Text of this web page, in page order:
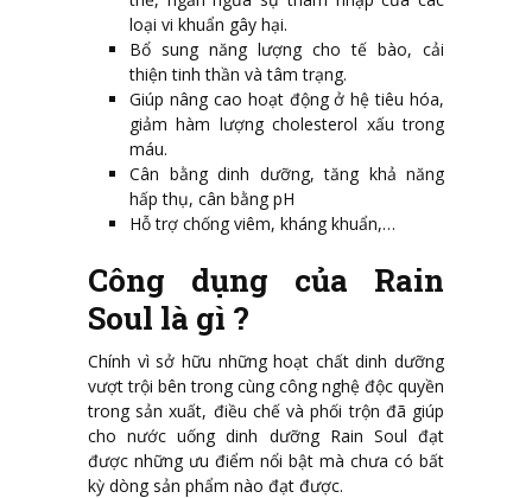
loại vi khuẩn gây hại.
Bổ sung năng lượng cho tế bào, cải
thiện tinh thần và tâm trạng.
Giúp nâng cao hoạt động ở hệ tiêu hóa,
giảm hàm lượng cholesterol xấu trong
máu.
Cân bằng dinh dưỡng, tăng khả năng
hấp thụ, cân bằng pH
Hỗ trợ chống viêm, kháng khuẩn,…
Công dụng của Rain
Soul là gì ?
Chính vì sở hữu những hoạt chất dinh dưỡng
vượt trội bên trong cùng công nghệ độc quyền
trong sản xuất, điều chế và phối trộn đã giúp
cho nước uống dinh dưỡng Rain Soul đạt
được những ưu điểm nổi bật mà chưa có bất
kỳ dòng sản phẩm nào đạt được.